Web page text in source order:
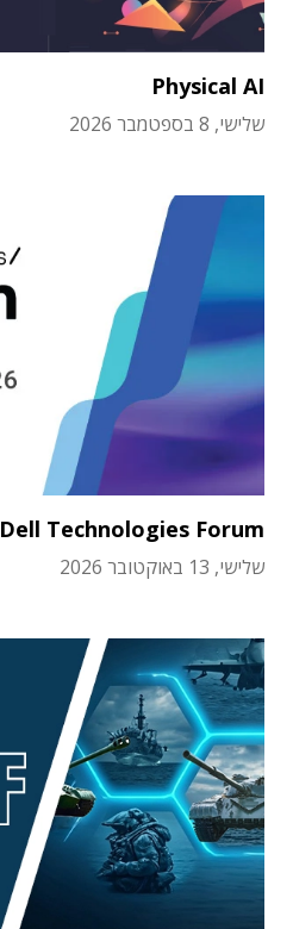
Physical AI
שלישי, 8 בספטמבר 2026
Dell Technologies Forum
שלישי, 13 באוקטובר 2026